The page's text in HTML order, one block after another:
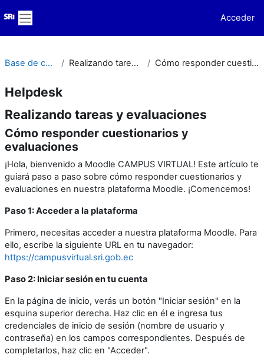
Panel lateral
Acceder
Base de conocimiento Realizando tareas y evaluaciones Cómo responder cuestionarios y evaluaciones
Helpdesk
Realizando tareas y evaluaciones
Cómo responder cuestionarios y
evaluaciones
¡Hola, bienvenido a Moodle CAMPUS VIRTUAL! Este artículo te
guiará paso a paso sobre cómo responder cuestionarios y
evaluaciones en nuestra plataforma Moodle. ¡Comencemos!
Paso 1: Acceder a la plataforma
Primero, necesitas acceder a nuestra plataforma Moodle. Para
ello, escribe la siguiente URL en tu navegador:
https://campusvirtual.sri.gob.ec
Paso 2: Iniciar sesión en tu cuenta
En la página de inicio, verás un botón "Iniciar sesión" en la
esquina superior derecha. Haz clic en él e ingresa tus
credenciales de inicio de sesión (nombre de usuario y
contraseña) en los campos correspondientes. Después de
completarlos, haz clic en "Acceder".